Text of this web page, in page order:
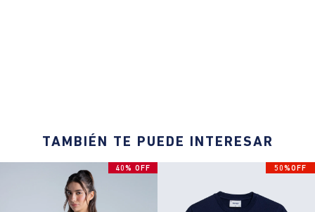
TAMBIÉN TE PUEDE INTERESAR
40% OFF 50%OFF